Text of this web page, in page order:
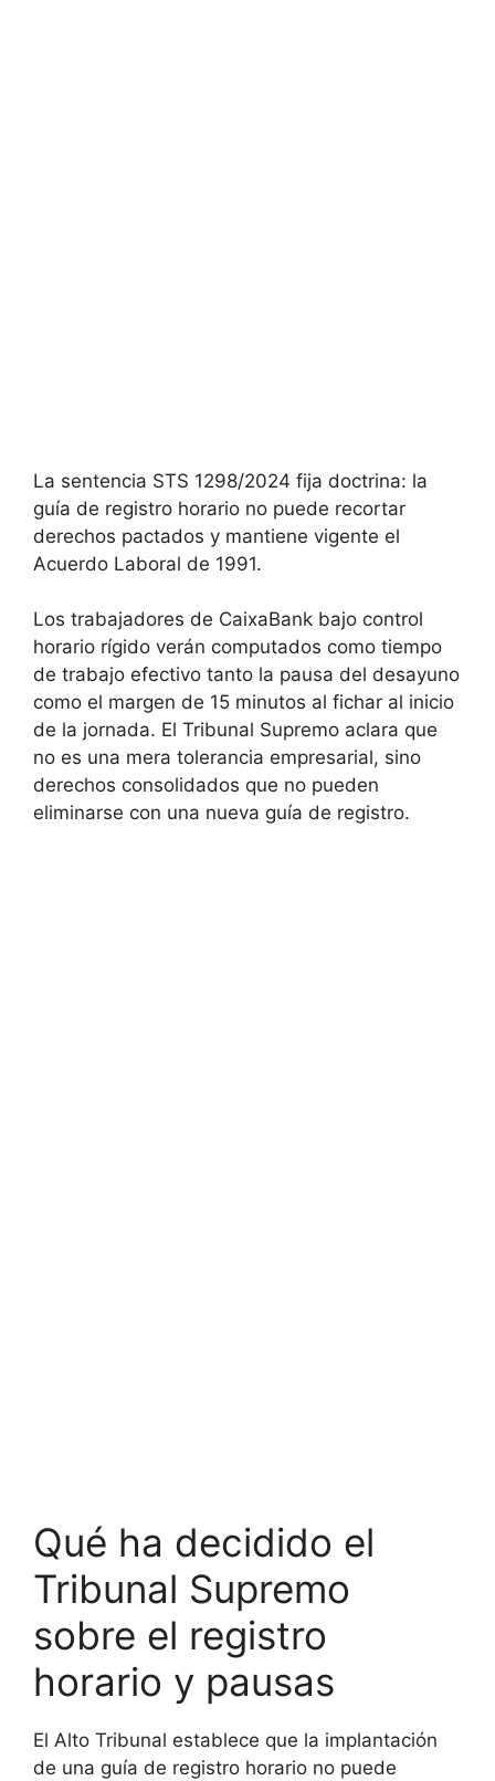
La sentencia STS 1298/2024 fija doctrina: la
guía de registro horario no puede recortar
derechos pactados y mantiene vigente el
Acuerdo Laboral de 1991.
Los trabajadores de CaixaBank bajo control
horario rígido verán computados como tiempo
de trabajo efectivo tanto la pausa del desayuno
como el margen de 15 minutos al fichar al inicio
de la jornada. El Tribunal Supremo aclara que
no es una mera tolerancia empresarial, sino
derechos consolidados que no pueden
eliminarse con una nueva guía de registro.
Qué ha decidido el
Tribunal Supremo
sobre el registro
horario y pausas
El Alto Tribunal establece que la implantación
de una guía de registro horario no puede